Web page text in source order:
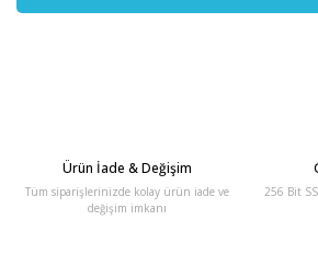
Ürün İade & Değişim
Tüm siparişlerinizde kolay ürün iade ve
değişim imkanı
256 Bit